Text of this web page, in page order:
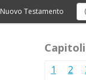
Nuovo Testamento
1 2